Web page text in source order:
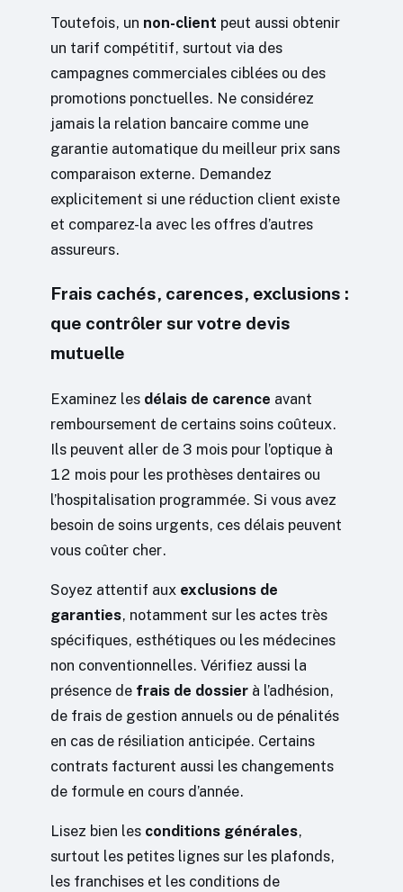
Toutefois, un non-client peut aussi obtenir
un tarif compétitif, surtout via des
campagnes commerciales ciblées ou des
promotions ponctuelles. Ne considérez
jamais la relation bancaire comme une
garantie automatique du meilleur prix sans
comparaison externe. Demandez
explicitement si une réduction client existe
et comparez-la avec les offres d’autres
assureurs.
Frais cachés, carences, exclusions :
que contrôler sur votre devis
mutuelle
Examinez les délais de carence avant
remboursement de certains soins coûteux.
Ils peuvent aller de 3 mois pour l’optique à
12 mois pour les prothèses dentaires ou
l’hospitalisation programmée. Si vous avez
besoin de soins urgents, ces délais peuvent
vous coûter cher.
Soyez attentif aux exclusions de
garanties, notamment sur les actes très
spécifiques, esthétiques ou les médecines
non conventionnelles. Vérifiez aussi la
présence de frais de dossier à l’adhésion,
de frais de gestion annuels ou de pénalités
en cas de résiliation anticipée. Certains
contrats facturent aussi les changements
de formule en cours d’année.
Lisez bien les conditions générales,
surtout les petites lignes sur les plafonds,
les franchises et les conditions de